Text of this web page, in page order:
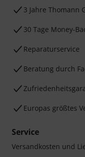
3 Jahre Thomann
30 Tage Money-
Reparaturservice
Beratung durch
Europas größtes
Service
Versandkosten und